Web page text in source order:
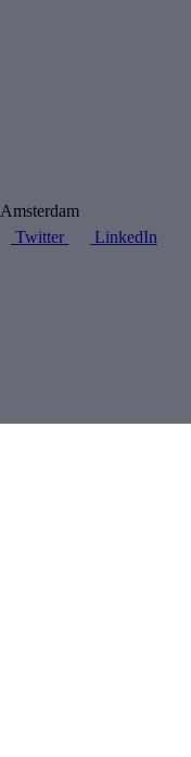
Amsterdam
Twitter LinkedIn